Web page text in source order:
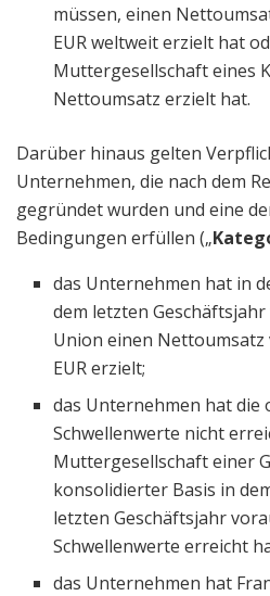
müssen, einen
EUR weltweit erzielt hat
Muttergesellschaft eines
Nettoumsatz erzielt hat.
Darüber hinaus gelten
Unternehmen, die nach dem
gegründet wurden und eine
Bedingungen erfüllen („
das Unternehmen hat in
dem letzten
Union einen Nettoumsatz
EUR erzielt;
das Unternehmen hat die
Schwellenwerte nicht
Muttergesellschaft einer
konsolidierter Basis in
letzten Geschäftsjahr
Schwellenwerte erreicht
das Unternehmen hat